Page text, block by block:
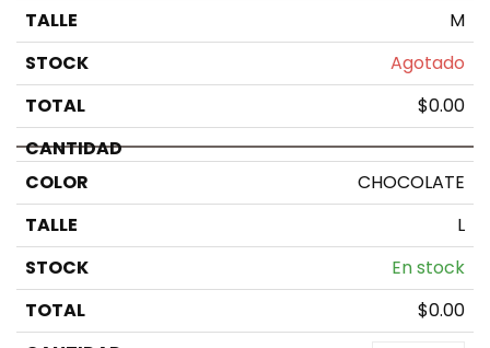
M
Agotado
$0.00
CHOCOLATE
L
En stock
$0.00